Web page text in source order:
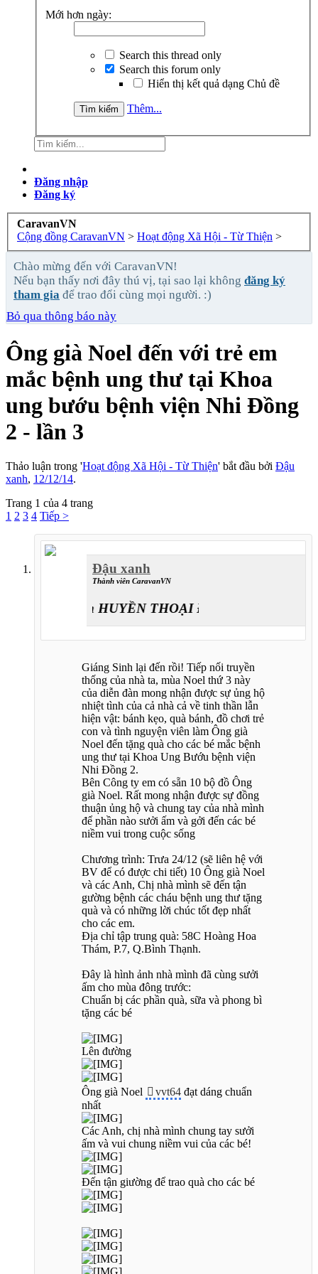
Mới hơn ngày:
Search this thread only
Search this forum only
Hiển thị kết quả dạng Chủ đề
Thêm...
Đăng nhập
Đăng ký
CaravanVN
Cộng đồng CaravanVN > Hoạt động Xã Hội - Từ Thiện >
Chào mừng đến với CaravanVN!
Nếu bạn thấy nơi đây thú vị, tại sao lại không đăng ký
tham gia để trao đổi cùng mọi người. :)
Bỏ qua thông báo này
Ông già Noel đến với trẻ em
mắc bệnh ung thư tại Khoa
ung bướu bệnh viện Nhi Đồng
2 - lần 3
Thảo luận trong 'Hoạt động Xã Hội - Từ Thiện' bắt đầu bởi Đậu
xanh, 12/12/14.
Trang 1 của 4 trang
1 2 3 4 Tiếp >
Đậu xanh
Thành viên CaravanVN
Caravan HUYỀN THOẠI ĐƯỜNG LÊN ĐỈNH
Giáng Sinh lại đến rồi! Tiếp nối truyền
thống của nhà ta, mùa Noel thứ 3 này
của diễn đàn mong nhận được sự ủng hộ
nhiệt tình của cả nhà cả về tinh thần lẫn
hiện vật: bánh kẹo, quà bánh, đồ chơi trẻ
con và tình nguyện viên làm Ông già
Noel đến tặng quà cho các bé mắc bệnh
ung thư tại Khoa Ung Bướu bệnh viện
Nhi Đồng 2.
Bên Công ty em có sẵn 10 bộ đồ Ông
già Noel. Rất mong nhận được sự đồng
thuận ủng hộ và chung tay của nhà mình
để phần nào sưởi ấm và gởi đến các bé
niềm vui trong cuộc sống
Chương trình: Trưa 24/12 (sẽ liên hệ với
BV để có được chi tiết) 10 Ông già Noel
và các Anh, Chị nhà mình sẽ đến tận
gường bệnh các cháu bệnh ung thư tặng
quà và có những lời chúc tốt đẹp nhất
cho các em.
Địa chỉ tập trung quà: 58C Hoàng Hoa
Thám, P.7, Q.Bình Thạnh.
Đây là hình ảnh nhà mình đã cùng sưởi
ấm cho mùa đông trước:
Chuẩn bị các phần quà, sữa và phong bì
tặng các bé
Lên đường
Ông già Noel vvt64 đạt dáng chuẩn
nhất
Các Anh, chị nhà mình chung tay sưởi
ấm và vui chung niềm vui của các bé!
Đến tận giường để trao quà cho các bé